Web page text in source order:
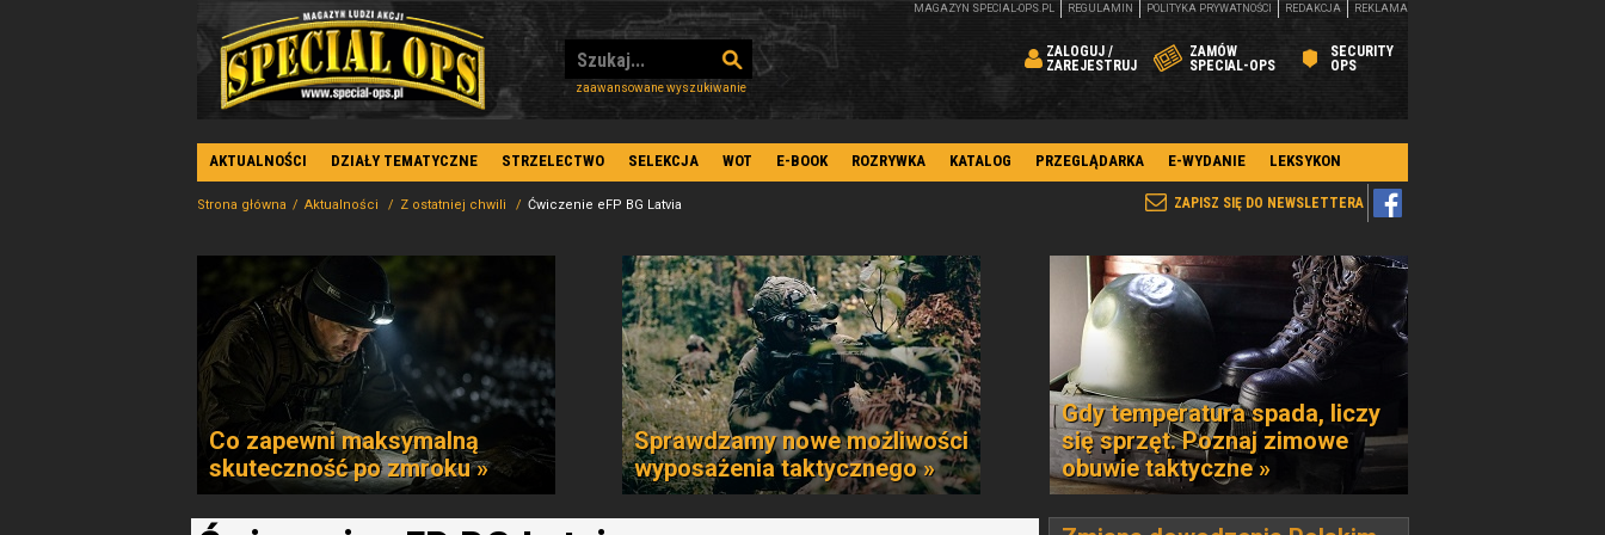
zaawansowane wyszukiwanie
ZALOGUJ /
ZAREJESTRUJ
ZAMÓW
SPECIAL-OPS
SECURITY
OPS
MAGAZYN SPECIAL-OPS.PL REGULAMIN POLITYKA PRYWATNOŚCI REDAKCJA REKLAMA
AKTUALNOŚCI DZIAŁY TEMATYCZNE STRZELECTWO SELEKCJA WOT E-BOOK ROZRYWKA KATALOG PRZEGLĄDARKA E-WYDANIE LEKSYKON
ZAPISZ SIĘ DO NEWSLETTERA
Strona główna Aktualności Z ostatniej chwili Ćwiczenie eFP BG Latvia
Co zapewni maksymalną
skuteczność po zmroku »
Sprawdzamy nowe możliwości
wyposażenia taktycznego »
Gdy temperatura spada, liczy
się sprzęt. Poznaj zimowe
obuwie taktyczne »